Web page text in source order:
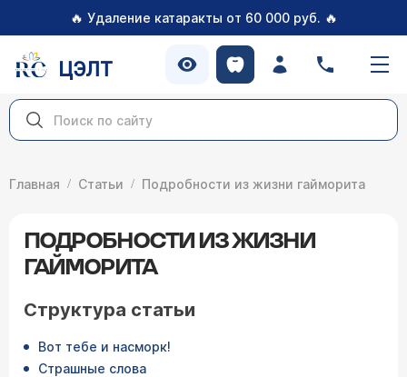
🔥 Удаление катаракты от 60 000 руб. 🔥
ЦЭЛТ
Главная Статьи Подробности из жизни гайморита
ПОДРОБНОСТИ ИЗ ЖИЗНИ
ГАЙМОРИТА
Структура статьи
Вот тебе и насморк!
Страшные слова